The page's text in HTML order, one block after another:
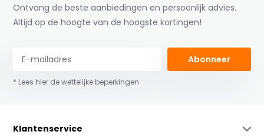
Ontvang de beste aanbiedingen en persoonlijk advies.
Altijd op de hoogte van de hoogste kortingen!
Abonneer
* Lees hier de wettelijke beperkingen
Klantenservice